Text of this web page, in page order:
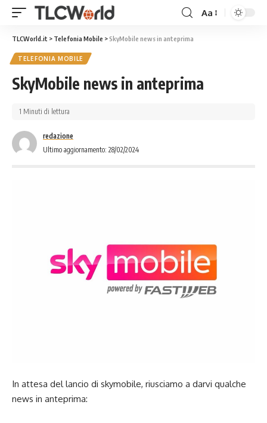
Aa
TLCWorld.it > Telefonia Mobile >SkyMobile news in anteprima
TELEFONIA MOBILE
SkyMobile news in anteprima
Ultimo aggiornamento: 28/02/2024
redazione
1 Minuti di lettura
In attesa del lancio di skymobile, riusciamo a darvi qualche
news in anteprima: